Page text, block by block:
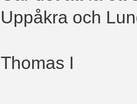
Uppåkra och
Thomas I